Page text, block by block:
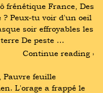
frénétique France, Des
? Peux-tu voir d'un oeil
soir effroyables les
De peste …
Continue reading ›
Pauvre feuille
L'orage a frappé le